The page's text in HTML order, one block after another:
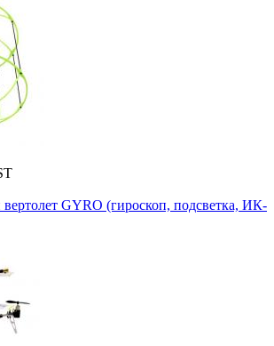
GYRO (гироскоп, подсветка, ИК-